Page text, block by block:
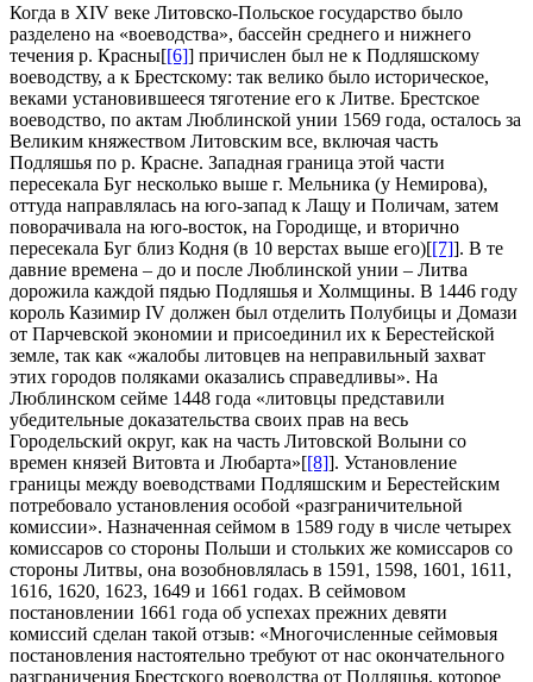
Когда в ХІV веке Литовско-Польское государство было
разделено на «воеводства», бассейн среднего и нижнего
течения р. Красны[[6]] причислен был не к Подляшскому
воеводству, а к Брестскому: так велико было историческое,
веками установившееся тяготение его к Литве. Брестское
воеводство, по актам Люблинской унии 1569 года, осталось за
Великим княжеством Литовским все, включая часть
Подляшья по р. Красне. Западная граница этой части
пересекала Буг несколько выше г. Мельника (у Немирова),
оттуда направлялась на юго-запад к Лащу и Поличам, затем
поворачивала на юго-восток, на Городище, и вторично
пересекала Буг близ Кодня (в 10 верстах выше его)[[7]]. В те
давние времена – до и после Люблинской унии – Литва
дорожила каждой пядью Подляшья и Холмщины. В 1446 году
король Казимир IV должен был отделить Полубицы и Домази
от Парчевской экономии и присоединил их к Берестейской
земле, так как «жалобы литовцев на неправильный захват
этих городов поляками оказались справедливы». На
Люблинском сейме 1448 года «литовцы представили
убедительные доказательства своих прав на весь
Городельский округ, как на часть Литовской Волыни со
времен князей Витовта и Любарта»[[8]]. Установление
границы между воеводствами Подляшским и Берестейским
потребовало установления особой «разграничительной
комиссии». Назначенная сеймом в 1589 году в числе четырех
комиссаров со стороны Польши и стольких же комиссаров со
стороны Литвы, она возобновлялась в 1591, 1598, 1601, 1611,
1616, 1620, 1623, 1649 и 1661 годах. В сеймовом
постановлении 1661 года об успехах прежних девяти
комиссий сделан такой отзыв: «Многочисленные сеймовыя
постановления настоятельно требуют от нас окончательного
разграничения Брестского воеводства от Подляшья, которое